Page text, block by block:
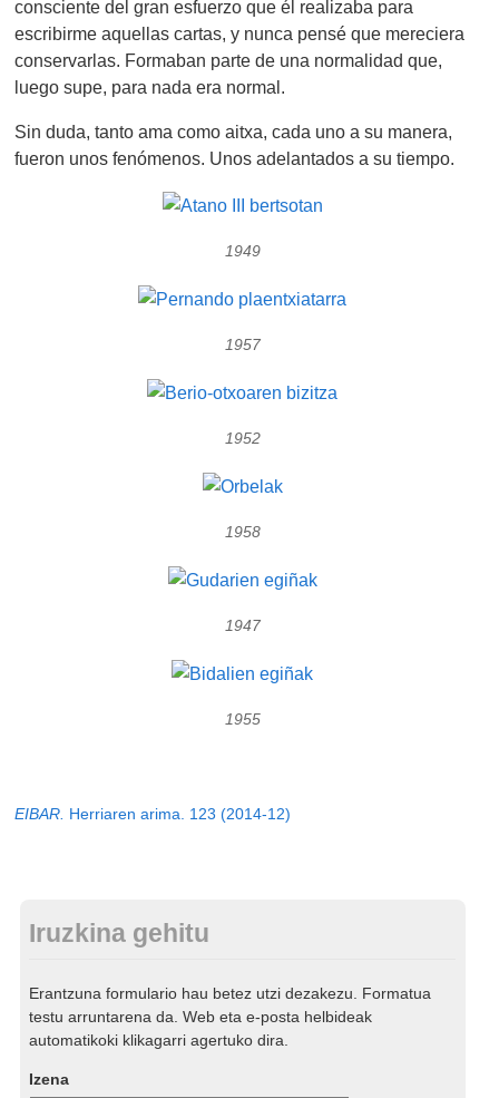
consciente del gran esfuerzo que él realizaba para
escribirme aquellas cartas, y nunca pensé que mereciera
conservarlas. Formaban parte de una normalidad que,
luego supe, para nada era normal.
Sin duda, tanto ama como aitxa, cada uno a su manera,
fueron unos fenómenos. Unos adelantados a su tiempo.
1949
1957
1952
1958
1947
1955
EIBAR. Herriaren arima. 123 (2014-12)
Iruzkina gehitu
Erantzuna formulario hau betez utzi dezakezu. Formatua
testu arruntarena da. Web eta e-posta helbideak
automatikoki klikagarri agertuko dira.
Izena